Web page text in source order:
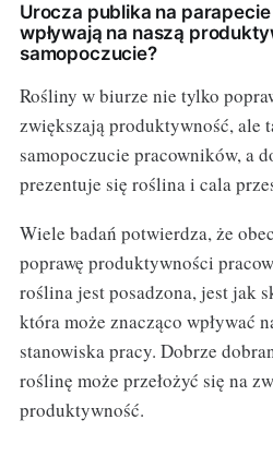
Urocza publika na
wpływają na naszą
samopoczucie?
Rośliny w biurze nie tylko
zwiększają produktywność, ale
samopoczucie pracowników, a
prezentuje się roślina i cala
Wiele badań potwierdza, że
poprawę produktywności
roślina jest posadzona, jest jak
która może znacząco wpływać
stanowiska pracy. Dobrze
roślinę może przełożyć się na
produktywność.